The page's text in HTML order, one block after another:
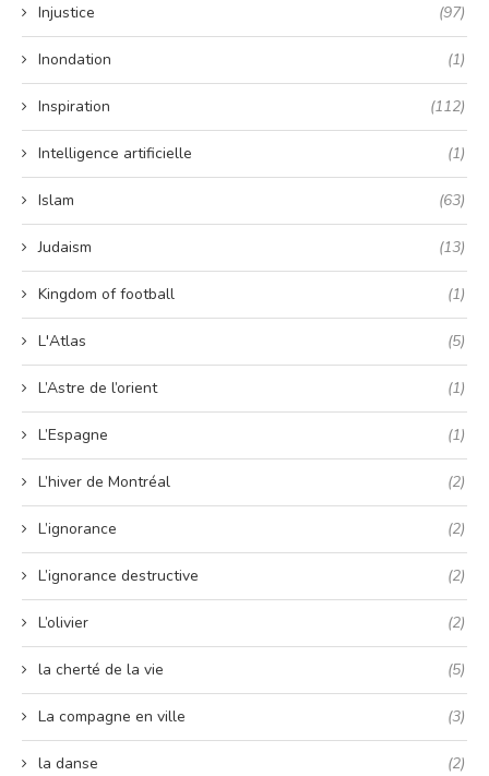
Injustice (97)
Inondation (1)
Inspiration (112)
Intelligence artificielle (1)
Islam (63)
Judaism (13)
Kingdom of football (1)
L'Atlas (5)
L’Astre de l’orient (1)
L’Espagne (1)
L’hiver de Montréal (2)
L’ignorance (2)
L’ignorance destructive (2)
L’olivier (2)
la cherté de la vie (5)
La compagne en ville (3)
la danse (2)